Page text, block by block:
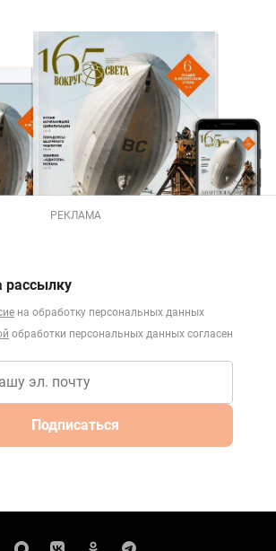
РЕКЛАМА
рассылку
на обработку персональных данных
обработки персональных данных согласен
Подписаться